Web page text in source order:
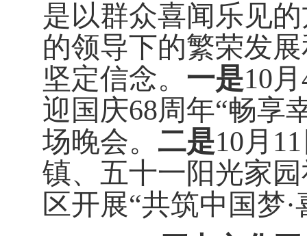
是以群众喜闻乐见
的领导下的繁荣发
坚定信念。 一是10月
迎国庆68周年“畅享
场晚会。 二是10月 11
镇、五十一阳光家
区开展“共筑中国梦